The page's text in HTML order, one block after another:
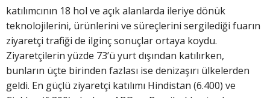
katılımcının 18 hol ve açık alanlarda ileriye dönük
teknolojilerini, ürünlerini ve süreçlerini sergilediği fuarın
ziyaretçi trafiği de ilginç sonuçlar ortaya koydu.
Ziyaretçilerin yüzde 73’ü yurt dışından katılırken,
bunların üçte birinden fazlası ise denizaşırı ülkelerden
geldi. En güçlü ziyaretçi katılımı Hindistan (6.400) ve